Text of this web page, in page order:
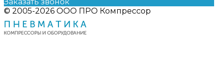
© 2005-2026 ООО ПРО Компрессор